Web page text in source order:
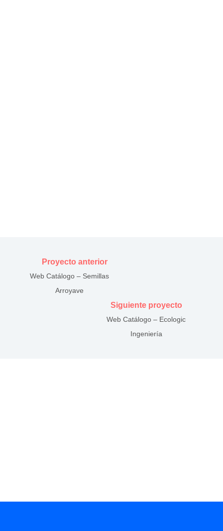
Proyecto anterior
Web Catálogo – Semillas
Arroyave
Siguiente proyecto
Web Catálogo – Ecologic
Ingeniería